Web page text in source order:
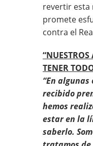
revertir esta
promete
contra el
TENER
“En algunas
recibido
hemos
estar en la
saberlo.